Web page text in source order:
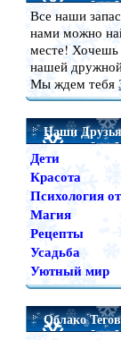
Все наши
нами можно
месте! Хочешь
нашей
Мы ждем тебя
Наши
Дети
Красота
Психология
Магия
Рецепты
Усадьба
Уютный мир
Облако Тегов